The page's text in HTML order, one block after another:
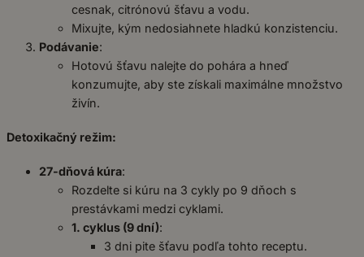
cesnak, citrónovú šťavu a vodu.
Mixujte, kým nedosiahnete hladkú konzistenciu.
Podávanie:
Hotovú šťavu nalejte do pohára a hneď
konzumujte, aby ste získali maximálne množstvo
živín.
Detoxikačný režim:
27-dňová kúra:
Rozdelte si kúru na 3 cykly po 9 dňoch s
prestávkami medzi cyklami.
1. cyklus (9 dní):
3 dni pite šťavu podľa tohto receptu.